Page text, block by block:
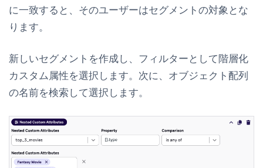
に一致すると、そのユーザーはセグメントの対象とな
ります。
新しいセグメントを作成し、フィルターとして階層化
カスタム属性を選択します。次に、オブジェクト配列
の名前を検索して選択します。